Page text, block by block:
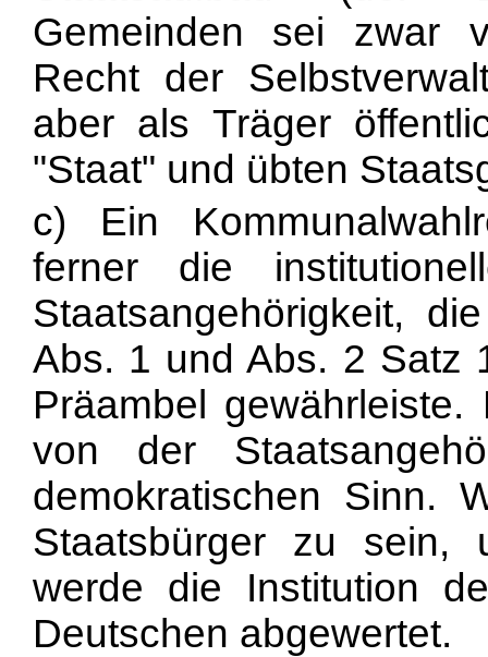
Gemeinden sei zwar
Recht der
aber als Träger
"Staat" und übten
c) Ein
ferner die
Staatsangehörigkeit,
Abs. 1 und Abs. 2 Satz
Präambel
von der
demokratischen Sinn.
Staatsbürger zu sein,
werde die Institution
Deutschen abgewertet.